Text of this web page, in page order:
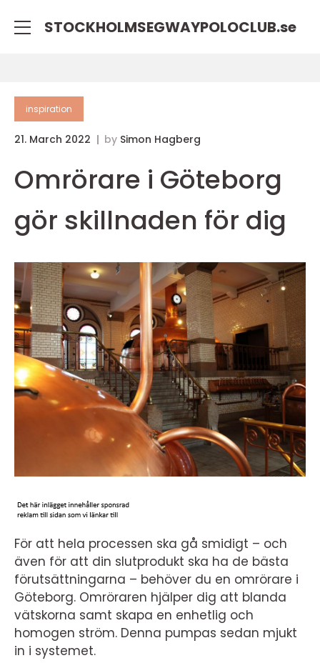
STOCKHOLMSEGWAYPOLOCLUB.se
inspiration
21. March 2022 by Simon Hagberg
Omrörare i Göteborg
gör skillnaden för dig
För att hela processen ska gå smidigt – och
även för att din slutprodukt ska ha de bästa
förutsättningarna – behöver du en omrörare i
Göteborg. Omröraren hjälper dig att blanda
vätskorna samt skapa en enhetlig och
homogen ström. Denna pumpas sedan mjukt
in i systemet.